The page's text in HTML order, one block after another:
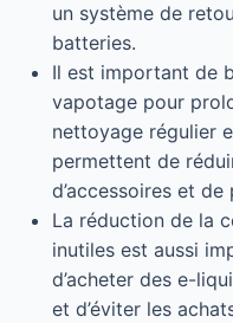
un système de
batteries.
Il est important de
vapotage pour
nettoyage régulier
permettent de
d’accessoires et de
La réduction de la
inutiles est aussi
d’acheter des e-
et d’éviter les